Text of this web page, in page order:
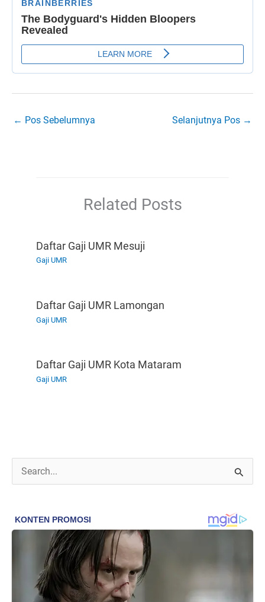
← Pos Sebelumnya Selanjutnya Pos →
Related Posts
Daftar Gaji UMR Mesuji
Gaji UMR
Daftar Gaji UMR Lamongan
Gaji UMR
Daftar Gaji UMR Kota Mataram
Gaji UMR
a